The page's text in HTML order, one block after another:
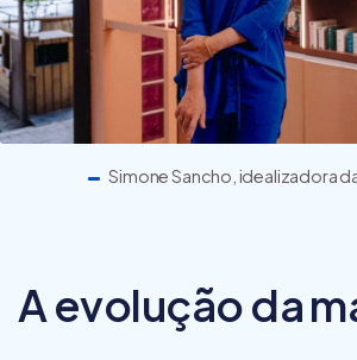
Simone Sancho, idealizadora
A evolução da